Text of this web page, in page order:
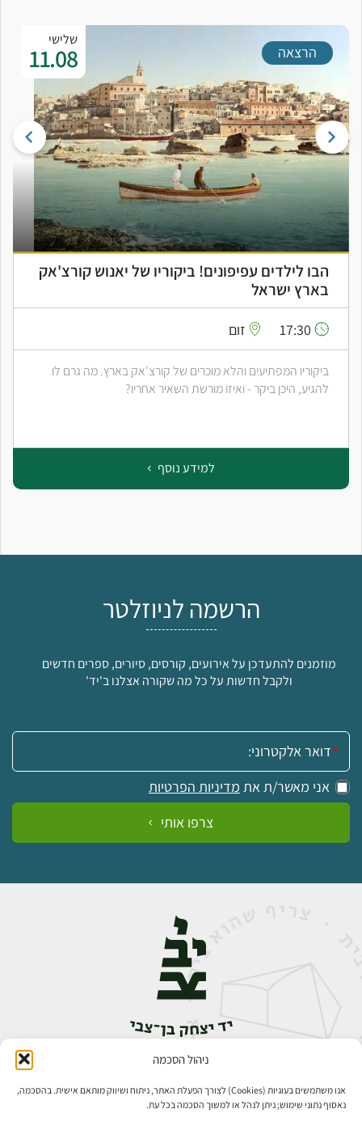
ניהול הסכמה
אנו משתמשים בעוגיות (Cookies) לצורך הפעלת האתר, ניתוח ושיווק מותאם אישית. בהסכמה,
נאסוף נתוני שימוש; ניתן לנהל או למשוך הסכמה בכל עת.
שלישי
11.08 הרצאה
הבו לילדים עפיפונים! ביקוריו של יאנוש קורצ'אק
בארץ ישראל
זום
ביקוריו המפתיעים והלא מוכרים של קורצ'אק בארץ. מה גרם לו
להגיע, היכן ביקר - ואיזו מורשת השאיר אחריו?
למידע נוסף
הרשמה לניוזלטר
מוזמנים להתעדכן על אירועים, קורסים, סיורים, ספרים חדשים
ולקבל חדשות על כל מה שקורה אצלנו ב'יד'
אימייל:
אני מאשר/ת את מדיניות הפרטיות
צרפו אותי
אבן גבירול 14, רחביה, ירושלים